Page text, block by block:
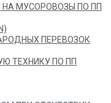
НА МУСОРОВОЗЫ ПО ПП
ПЕРЕВОЗОК
ТЕХНИКУ ПО ПП